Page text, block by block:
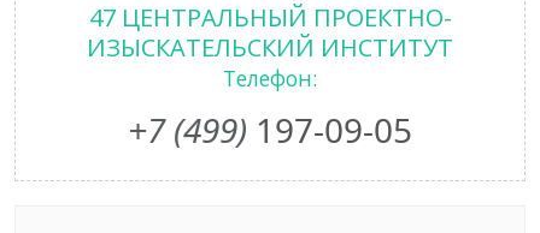
47 ЦЕНТРАЛЬНЫЙ ПРОЕКТНО-
ИЗЫСКАТЕЛЬСКИЙ ИНСТИТУТ
Телефон:
+7 (499) 197-09-05